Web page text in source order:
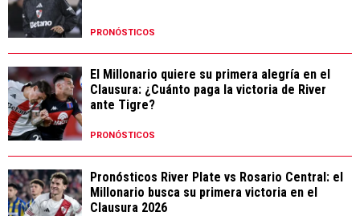
PRONÓSTICOS
El Millonario quiere su primera alegría en el
Clausura: ¿Cuánto paga la victoria de River
ante Tigre?
PRONÓSTICOS
Pronósticos River Plate vs Rosario Central: el
Millonario busca su primera victoria en el
Clausura 2026